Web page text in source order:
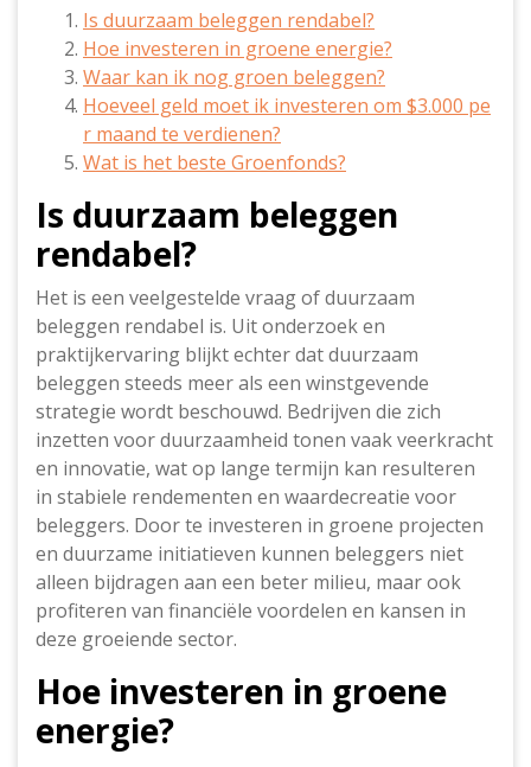
Is duurzaam beleggen rendabel?
Hoe investeren in groene energie?
Waar kan ik nog groen beleggen?
Hoeveel geld moet ik investeren om $3.000 pe
r maand te verdienen?
Wat is het beste Groenfonds?
Is duurzaam beleggen
rendabel?
Het is een veelgestelde vraag of duurzaam
beleggen rendabel is. Uit onderzoek en
praktijkervaring blijkt echter dat duurzaam
beleggen steeds meer als een winstgevende
strategie wordt beschouwd. Bedrijven die zich
inzetten voor duurzaamheid tonen vaak veerkracht
en innovatie, wat op lange termijn kan resulteren
in stabiele rendementen en waardecreatie voor
beleggers. Door te investeren in groene projecten
en duurzame initiatieven kunnen beleggers niet
alleen bijdragen aan een beter milieu, maar ook
profiteren van financiële voordelen en kansen in
deze groeiende sector.
Hoe investeren in groene
energie?